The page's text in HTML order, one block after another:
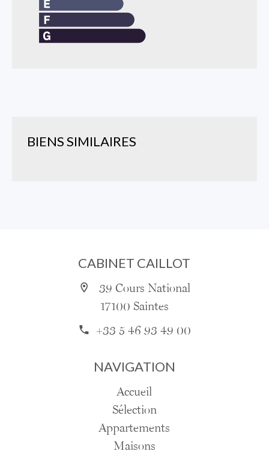
BIENS SIMILAIRES
CABINET CAILLOT
39 Cours National
17100 Saintes
+33 5 46 93 49 00
NAVIGATION
Accueil
Sélection
Appartements
Maisons